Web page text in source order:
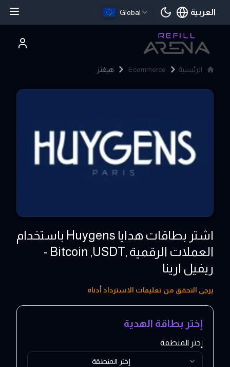
Global العربية
اللغة الحالية
الرئيسية Ecommerce هيغنز
اشتر بطاقات هدايا Huygens باستخدام
العملات الرقمية ,Bitcoin ,USDT -
ريفيل ارينا
10 - 120 EUR
يرجى التحقق من تعليمات الاسترداد أدناه
إختر بطاقة الهدية
إختر المنطقة
إختر المنطقة